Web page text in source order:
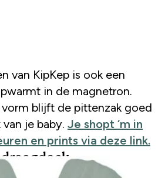
van KipKep is ook een
in de magnetron.
blijft de pittenzak goed
je baby. Je shopt ‘m in
en prints via deze link.